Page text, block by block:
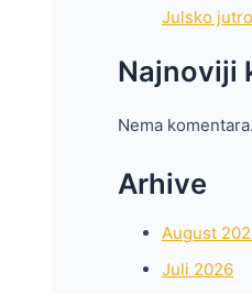
Julsko
Najnoviji
Nema komentara.
Arhive
August
Juli 2026